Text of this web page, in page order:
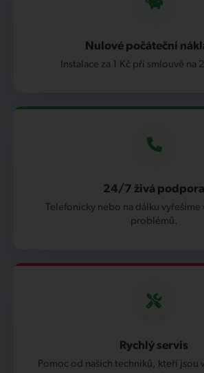
Nulové počáteční
Instalace za 1 Kč při smlouvě na
24/7 živá podpora
Telefonicky nebo na dálku vyřešíme
problémů.
Rychlý servis
Pomoc od našich techniků, kteří jsou